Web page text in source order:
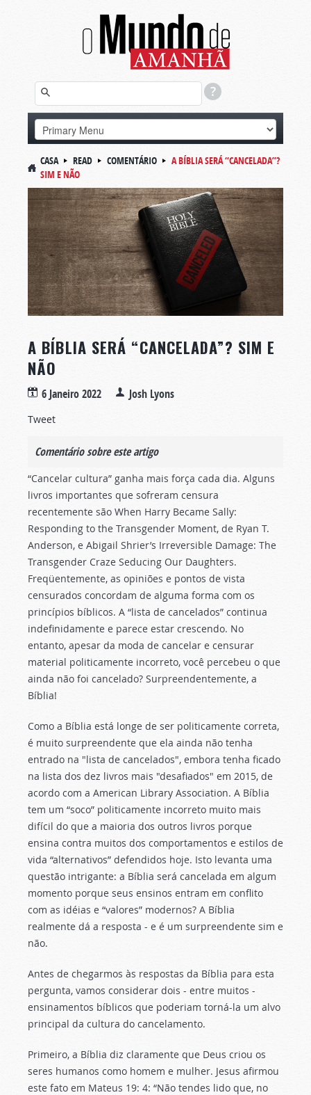
CASA READ COMENTÁRIO
A BÍBLIA SERÁ “CANCELADA”?
SIM E NÃO
A BÍBLIA SERÁ “CANCELADA”? SIM E
NÃO
6 Janeiro 2022 Josh Lyons
Tweet
Comentário sobre este artigo
“Cancelar cultura” ganha mais força cada dia. Alguns
livros importantes que sofreram censura
recentemente são When Harry Became Sally:
Responding to the Transgender Moment, de Ryan T.
Anderson, e Abigail Shrier’s Irreversible Damage: The
Transgender Craze Seducing Our Daughters.
Freqüentemente, as opiniões e pontos de vista
censurados concordam de alguma forma com os
princípios bíblicos. A “lista de cancelados” continua
indefinidamente e parece estar crescendo. No
entanto, apesar da moda de cancelar e censurar
material politicamente incorreto, você percebeu o que
ainda não foi cancelado? Surpreendentemente, a
Bíblia!
Como a Bíblia está longe de ser politicamente correta,
é muito surpreendente que ela ainda não tenha
entrado na "lista de cancelados", embora tenha ficado
na lista dos dez livros mais "desafiados" em 2015, de
acordo com a American Library Association. A Bíblia
tem um “soco” politicamente incorreto muito mais
difícil do que a maioria dos outros livros porque
ensina contra muitos dos comportamentos e estilos de
vida “alternativos” defendidos hoje. Isto levanta uma
questão intrigante: a Bíblia será cancelada em algum
momento porque seus ensinos entram em conflito
com as idéias e “valores” modernos? A Bíblia
realmente dá a resposta - e é um surpreendente sim e
não.
Antes de chegarmos às respostas da Bíblia para esta
pergunta, vamos considerar dois - entre muitos -
ensinamentos bíblicos que poderiam torná-la um alvo
principal da cultura do cancelamento.
Primeiro, a Bíblia diz claramente que Deus criou os
seres humanos como homem e mulher. Jesus afirmou
este fato em Mateus 19: 4: “Não tendes lido que, no